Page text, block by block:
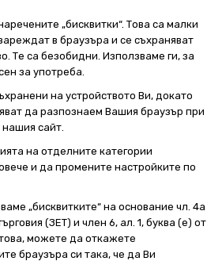
„бисквитки“. Това са малки
в браузъра и се съхраняват
Те са безобидни. Използваме ги, за
за употреба.
на устройството Ви, докато
да разпознаем Вашия браузър при
сайт.
на отделните категории
и да промените настройките по
„бисквитките“ на основание чл. 4а
(ЗЕТ) и член 6, ал. 1, буква (е) от
това, можете да откажете
браузъра си така, че да Ви